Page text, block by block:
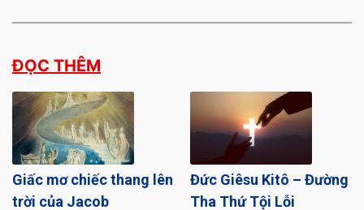
ĐỌC THÊM
Giấc mơ chiếc thang lên
trời của Jacob
Đức Giêsu Kitô – Đường
Tha Thứ Tội Lỗi